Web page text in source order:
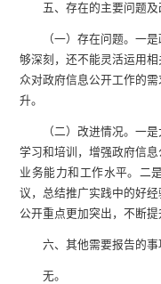
五、存在的主要问题及
（一）存在问题。一是
够深刻，还不能灵活运用
众对政府信息公开工作的
升。
（二）改进情况。一是
学习和培训，增强政府信
业务能力和工作水平。二
议，总结推广实践中的好
公开重点更加突出，不断提
六、其他需要报告的事
无。